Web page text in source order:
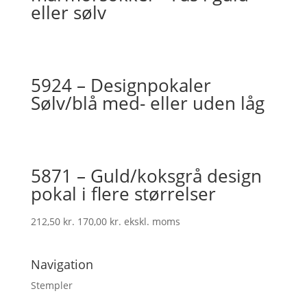
eller sølv
5924 – Designpokaler
Sølv/blå med- eller uden låg
5871 – Guld/koksgrå design
pokal i flere størrelser
212,50 kr. 170,00 kr. ekskl. moms
Navigation
Stempler